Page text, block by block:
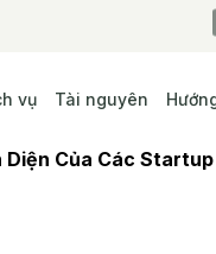
vụ Tài nguyên
Của Các